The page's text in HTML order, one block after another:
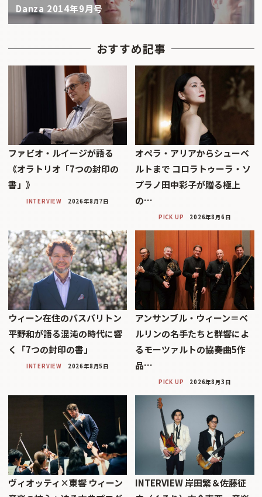
Danza 2014年9月号
おすすめ記事
ファビオ・ルイージが語る
《オラトリオ「7つの封印の
書」》
INTERVIEW 2026年8月7日
オペラ・アリアからシューベ
ルトまで コロラトゥーラ・ソ
プラノ田中彩子が贈る極上
の…
PICK UP 2026年8月6日
ウィーン在住のバスバリトン
平野和が語る混沌の時代に響
く「7つの封印の書」
INTERVIEW 2026年8月5日
アンサンブル・ウィーン＝ベ
ルリンの名手たちと群響によ
るモーツァルトの協奏曲5作
品…
PICK UP 2026年8月3日
ヴィオッティ×東響 ウィーン
INTERVIEW 岸田繁＆佐藤征